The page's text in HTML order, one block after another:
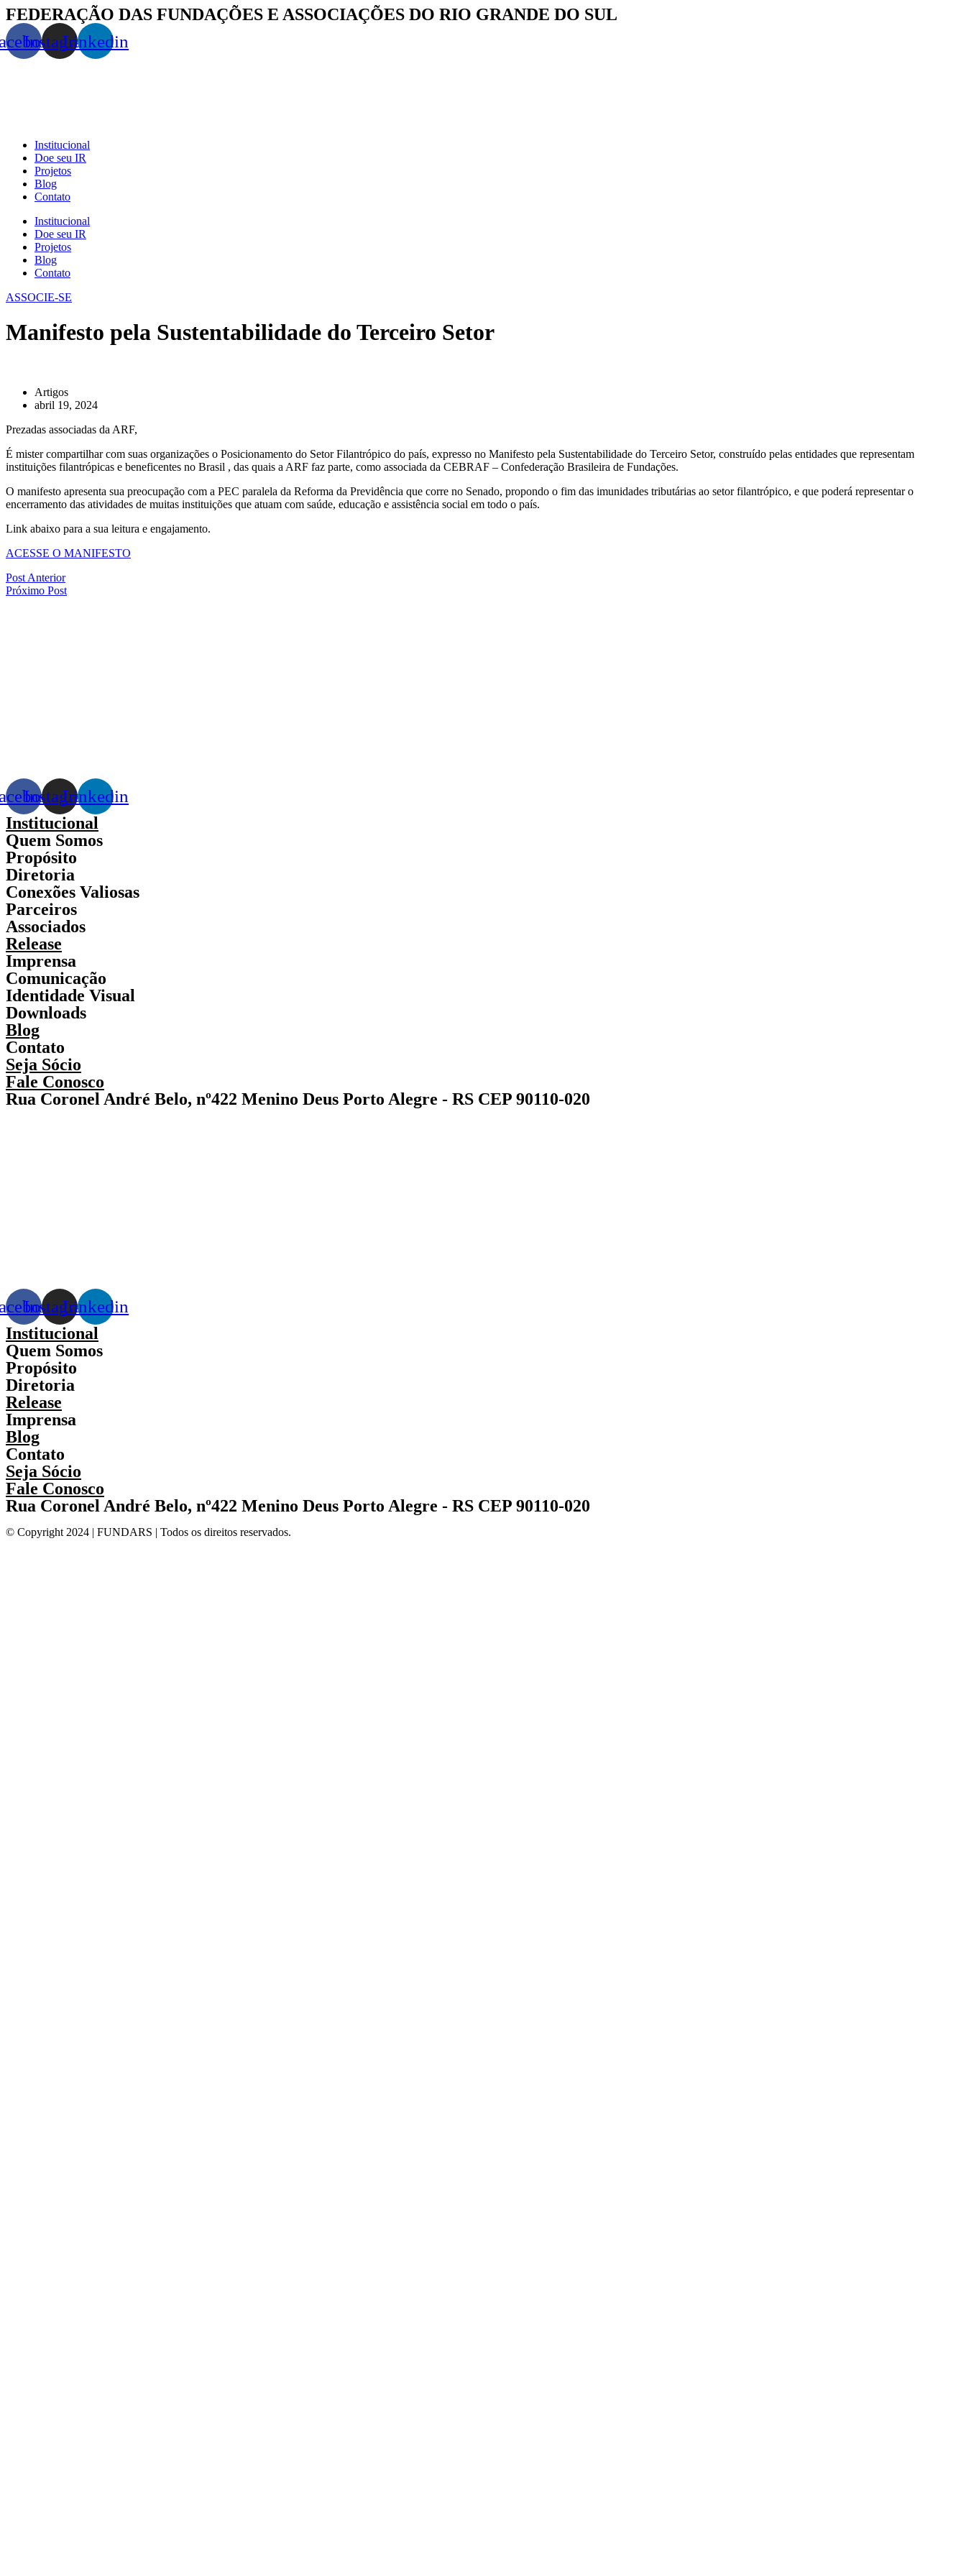
FEDERAÇÃO DAS FUNDAÇÕES E ASSOCIAÇÕES DO RIO GRANDE DO SUL
InstagramLinkedin
Institucional
Doe seu IR
Projetos
Blog
Contato
Institucional
Doe seu IR
Projetos
Blog
Contato
ASSOCIE-SE
Manifesto pela Sustentabilidade do Terceiro Setor
Artigos
abril 19, 2024
Prezadas associadas da ARF,
É mister compartilhar com suas organizações o Posicionamento do Setor Filantrópico do país, expresso no Manifesto pela Sustentabilidade do Terceiro Setor, construído pelas entidades que representam
instituições filantrópicas e beneficentes no Brasil , das quais a ARF faz parte, como associada da CEBRAF – Confederação Brasileira de Fundações.
O manifesto apresenta sua preocupação com a PEC paralela da Reforma da Previdência que corre no Senado, propondo o fim das imunidades tributárias ao setor filantrópico, e que poderá representar o
encerramento das atividades de muitas instituições que atuam com saúde, educação e assistência social em todo o país.
Link abaixo para a sua leitura e engajamento.
ACESSE O MANIFESTO
Post Anterior
Próximo Post
InstagramLinkedin
Institucional
Quem Somos
Propósito
Diretoria
Conexões Valiosas
Parceiros
Associados
Release
Imprensa
Comunicação
Identidade Visual
Downloads
Blog
Contato
Seja Sócio
Fale Conosco
Rua Coronel André Belo, nº422 Menino Deus Porto Alegre - RS CEP 90110-020
InstagramLinkedin
Institucional
Quem Somos
Propósito
Diretoria
Release
Imprensa
Blog
Contato
Seja Sócio
Fale Conosco
Rua Coronel André Belo, nº422 Menino Deus Porto Alegre - RS CEP 90110-020
© Copyright 2024 | FUNDARS | Todos os direitos reservados.